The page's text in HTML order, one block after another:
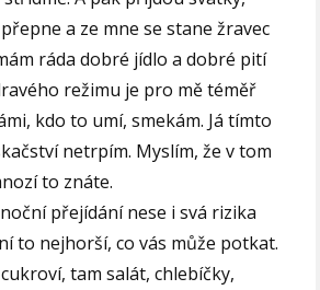
a ze mne se stane žravec
ráda dobré jídlo a dobré pití
režimu je pro mě téměř
kdo to umí, smekám. Já tímto
netrpím. Myslím, že v tom
to znáte.
přejídání nese i svá rizika
to nejhorší, co vás může potkat.
tam salát, chlebíčky,